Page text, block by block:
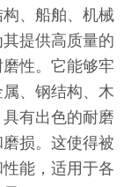
、船舶、机械
提供高质量的
性。它能够牢
、钢结构、木
有出色的耐磨
损。这使得被
能，适用于各